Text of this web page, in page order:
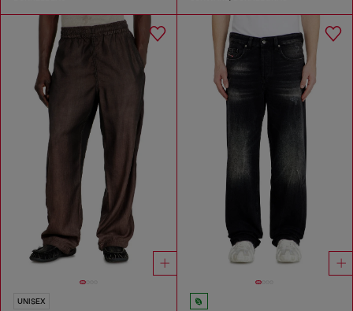
UNISEX